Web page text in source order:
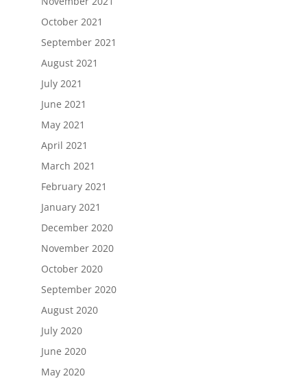
October 2021
September 2021
August 2021
July 2021
June 2021
May 2021
April 2021
March 2021
February 2021
January 2021
December 2020
November 2020
October 2020
September 2020
August 2020
July 2020
June 2020
May 2020